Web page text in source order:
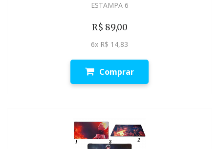
ESTAMPA 6
R$ 89,00
6x R$ 14,83
Comprar